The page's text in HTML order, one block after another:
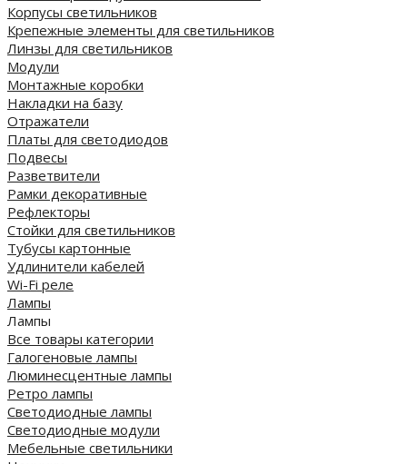
Корпусы светильников
Крепежные элементы для светильников
Линзы для светильников
Модули
Монтажные коробки
Накладки на базу
Отражатели
Платы для светодиодов
Подвесы
Разветвители
Рамки декоративные
Рефлекторы
Стойки для светильников
Тубусы картонные
Удлинители кабелей
Wi-Fi реле
Лампы
Лампы
Все товары категории
Галогеновые лампы
Люминесцентные лампы
Ретро лампы
Светодиодные лампы
Светодиодные модули
Мебельные светильники